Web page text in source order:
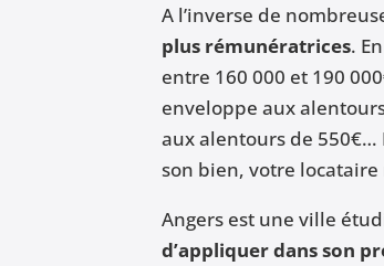
A l’inverse de
plus rémunératrices.
entre 160 000 et 190
enveloppe aux
aux alentours de 550€…
son bien, votre
Angers est une ville
d’appliquer dans son